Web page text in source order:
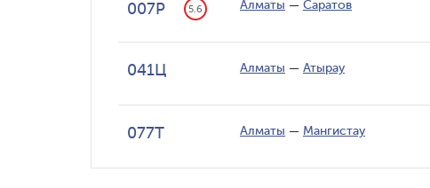
007Р 5.6 Алматы — Саратов
041Ц Алматы — Атырау
077Т Алматы — Мангистау